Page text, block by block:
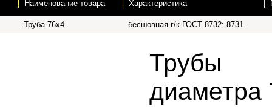
Наименование товара Характеристика
Труба 76х4 бесшовная г/к ГОСТ 8732: 8731
Трубы
диаметра